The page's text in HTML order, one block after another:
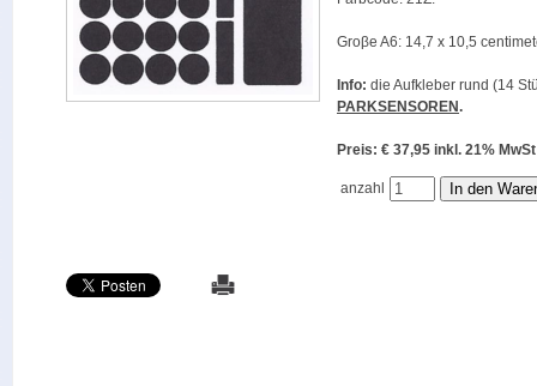
Groβe A6: 14,7 x 10,5
Info: die Aufkleber rund (14
PARKSENSOREN.
Preis: € 37,95 inkl. 21%
anzahl